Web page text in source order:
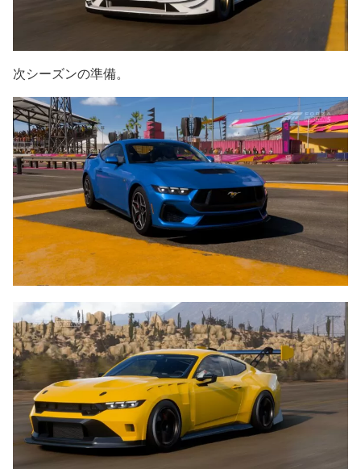
次シーズンの準備。